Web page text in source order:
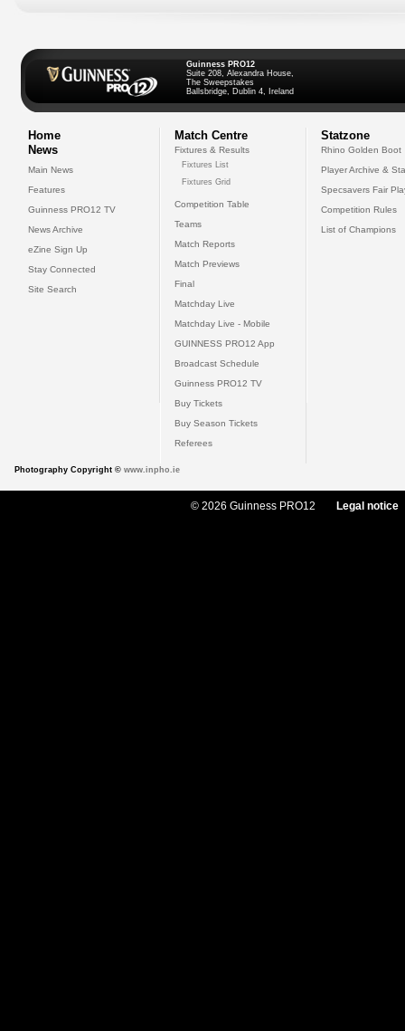
Guinness PRO12
Suite 208, Alexandra House,
The Sweepstakes
Ballsbridge, Dublin 4, Ireland
Home
News
Main News
Features
Guinness PRO12 TV
News Archive
eZine Sign Up
Stay Connected
Site Search
Match Centre
Fixtures & Results
Fixtures List
Fixtures Grid
Competition Table
Teams
Match Reports
Match Previews
Final
Matchday Live
Matchday Live - Mobile
GUINNESS PRO12 App
Broadcast Schedule
Guinness PRO12 TV
Buy Tickets
Buy Season Tickets
Referees
Statzone
Rhino Golden Boot
Player Archive &
Specsavers Fair
Competition Rules
List of Champions
Photography Copyright © www.inpho.ie
© 2026 Guinness PRO12 Legal notice